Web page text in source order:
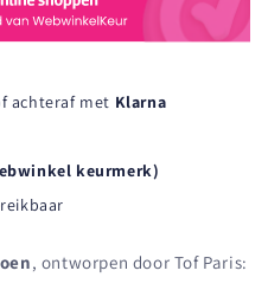
Roze
achteraf met Klarna
keurmerk)
, ontworpen door Tof Paris: